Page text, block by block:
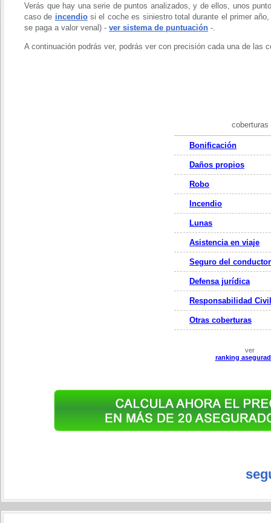
Verás que hay una serie de puntos analizados, y de ellos, unos
caso de incendiosi el coche es siniestro total durante el primer
se paga a valor venal) - ver sistema de puntuación -.
A continuación podrás ver, podrás ver con precisión cada una de
coberturas
Bonificación
Daños propios
Robo
Incendio
Lunas
Asistencia en viaje
Seguro del conductor
Defensa jurídica
Responsabilidad Civil
Otras coberturas
ver
ranking